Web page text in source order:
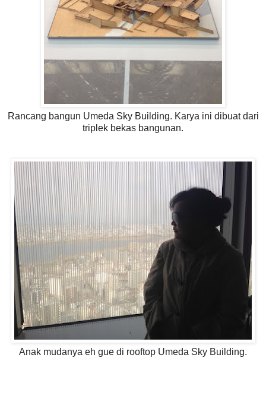
Rancang bangun Umeda Sky Building. Karya ini dibuat dari
triplek bekas bangunan.
Anak mudanya eh gue di rooftop Umeda Sky Building.